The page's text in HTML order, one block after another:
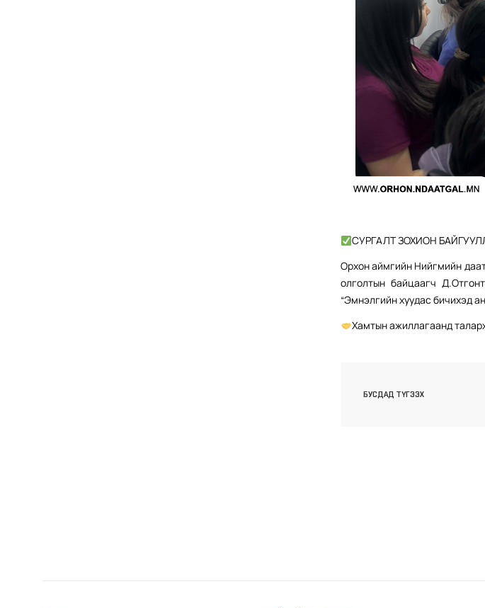
СУРГАЛТ ЗОХИОН
Орхон аймгийн Нийгмийн
олголтын байцаагч
“Эмнэлгийн хуудас бичихэд
Хамтын ажиллагаанд
БУСДАД ТҮГЭЭХ